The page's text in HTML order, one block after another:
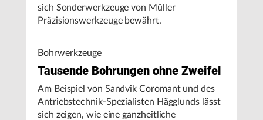
sich Sonderwerkzeuge von Müller
Präzisionswerkzeuge bewährt.
Bohrwerkzeuge
Tausende Bohrungen ohne Zweifel
Am Beispiel von Sandvik Coromant und des
Antriebstechnik-Spezialisten Hägglunds lässt
sich zeigen, wie eine ganzheitliche